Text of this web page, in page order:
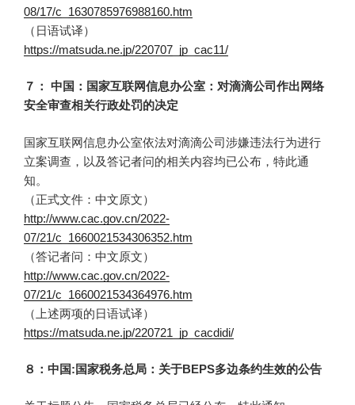
08/17/c_1630785976988160.htm
（日语试译）
https://matsuda.ne.jp/220707_jp_cac11/
７： 中国：国家互联网信息办公室：对滴滴公司作出网络
安全审查相关行政处罚的决定
国家互联网信息办公室依法对滴滴公司涉嫌违法行为进行
立案调查，以及答记者问的相关内容均已公布，特此通
知。
（正式文件：中文原文）
http://www.cac.gov.cn/2022-
07/21/c_1660021534306352.htm
（答记者问：中文原文）
http://www.cac.gov.cn/2022-
07/21/c_1660021534364976.htm
（上述两项的日语试译）
https://matsuda.ne.jp/220721_jp_cacdidi/
８：中国:国家税务总局：关于BEPS多边条约生效的公告